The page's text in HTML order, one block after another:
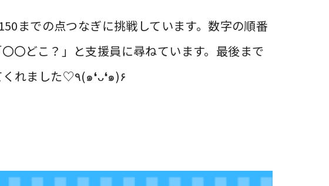
までの点つなぎに挑戦しています。数字の順番
〇どこ？」と支援員に尋ねています。最後まで
諦めずに取り組み、絵が完成すると「できた！」と嬉しそうな表情を見せてくれました♡٩(๑❛ᴗ❛๑)۶